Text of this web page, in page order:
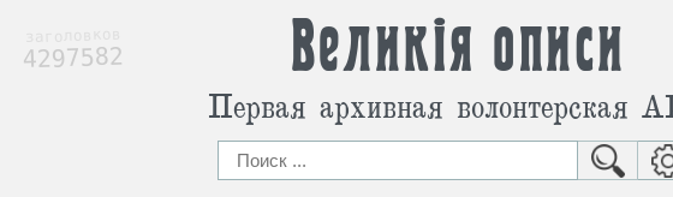
Великія описи
Первая архивная волонтерская
4297582